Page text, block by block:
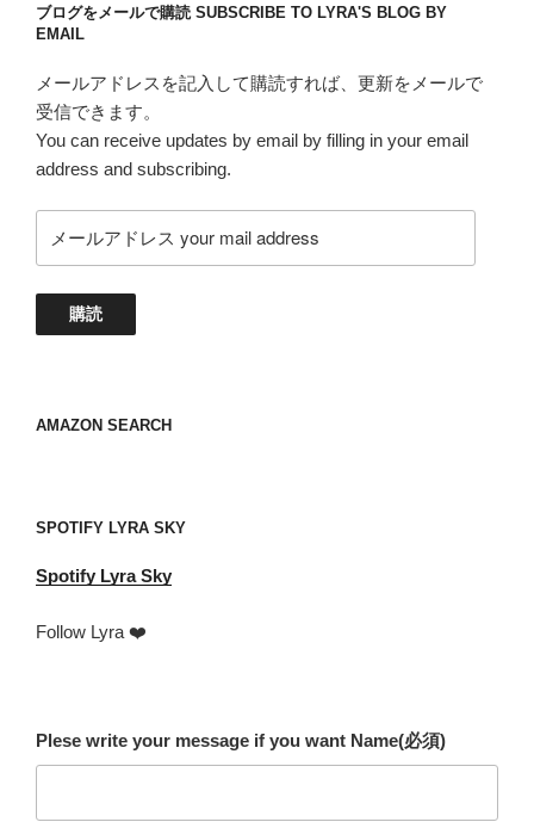
ブログをメールで購読 SUBSCRIBE TO LYRA'S BLOG BY
EMAIL
メールアドレスを記入して購読すれば、更新をメールで
受信できます。
You can receive updates by email by filling in your email
address and subscribing.
ー
ド
your
購読
AMAZON SEARCH
SPOTIFY LYRA SKY
Spotify Lyra Sky
Follow Lyra ❤️
Plese write your message if you want Name(必須)